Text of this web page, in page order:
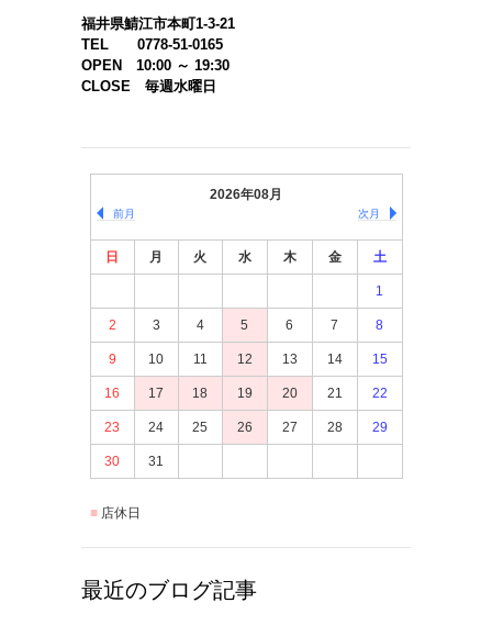
福井県鯖江市本町1-3-21
TEL 0778-51-0165
OPEN 10:00 ～ 19:30
CLOSE 毎週水曜日
2026年08月
前月 次月
日 月 火 水 木 金 土
1
2 3 4 5 6 7 8
9 10 11 12 13 14 15
16 17 18 19 20 21 22
23 24 25 26 27 28 29
30 31
店休日
最近のブログ記事